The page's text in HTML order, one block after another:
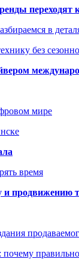
в
без
мире
время
и продвижению